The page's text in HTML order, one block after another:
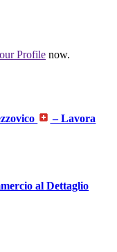
Profile now.
– Lavora
al Dettaglio